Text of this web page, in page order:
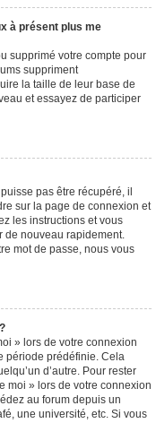
à présent plus me
supprimé votre compte pour
suppriment
la taille de leur base de
et essayez de participer
pas être récupéré, il
sur la page de connexion et
les instructions et vous
de nouveau rapidement.
mot de passe, nous vous
» lors de votre connexion
période prédéfinie. Cela
d’autre. Pour rester
moi » lors de votre connexion
au forum depuis un
une université, etc. Si vous